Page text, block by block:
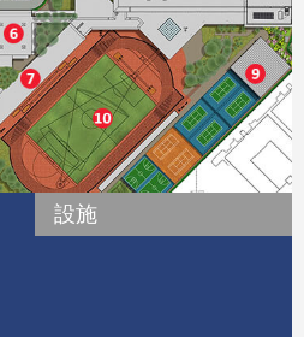
游
泳
館
（
2
5
米
賽
馬
會
體
育
合
體
育
館
網
球
場
田
徑
場
設施